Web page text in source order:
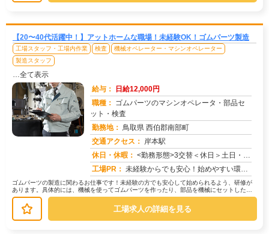
【20〜40代活躍中！】アットホームな職場！未経験OK！ゴムパーツ製造
工場スタッフ・工場内作業 検査
機械オペレーター・マシンオペレーター
製造スタッフ
…全て表示
給与：
日給12,000円
職種： ゴムパーツのマシンオペレータ・部品セ
ット・検査
勤務地： 鳥取県 西伯郡南部町
交通アクセス： 岸本駅
休日・休暇： <勤務形態>3交替＜休日＞土日・GW・夏季年末年始
工場PR： 未経験からでも安心！始めやすい環境がここにあります！→ 専属スタッフによる徹底サポート体制で、就業までの不安を解消...
ゴムパーツの製造に関わるお仕事です！未経験の方でも安心して始められるよう、研修が
あります。具体的には、機械を使ってゴムパーツを作ったり、部品を機械にセットした
り、出来上がった製品を検査する作業が...
工場求人の詳細を見る